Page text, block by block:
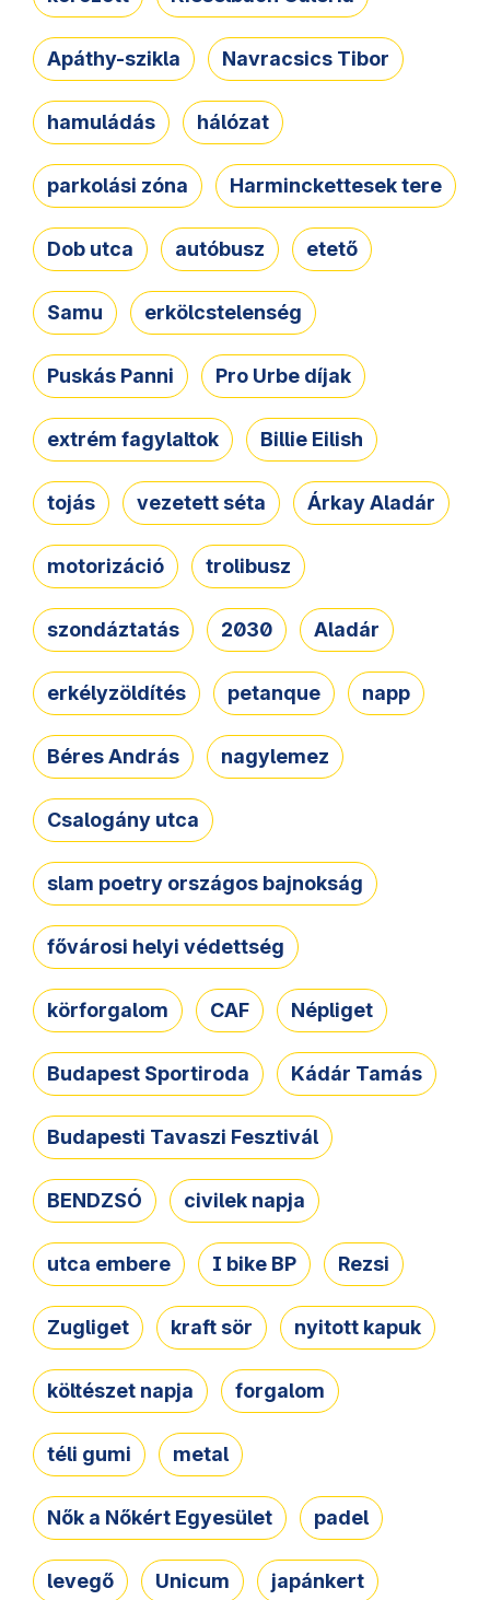
Apáthy-szikla Navracsics Tibor
hamuládás hálózat
parkolási zóna Harminckettesek tere
Dob utca autóbusz etető
Samu erkölcstelenség
Puskás Panni Pro Urbe díjak
extrém fagylaltok Billie Eilish
tojás vezetett séta Árkay Aladár
motorizáció trolibusz
szondáztatás 2030 Aladár
erkélyzöldítés petanque napp
Béres András nagylemez
Csalogány utca
slam poetry országos bajnokság
fővárosi helyi védettség
körforgalom CAF Népliget
Budapest Sportiroda Kádár Tamás
Budapesti Tavaszi Fesztivál
BENDZSÓ civilek napja
utca embere I bike BP Rezsi
Zugliget kraft sör nyitott kapuk
költészet napja forgalom
téli gumi metal
Nők a Nőkért Egyesület padel
levegő Unicum japánkert